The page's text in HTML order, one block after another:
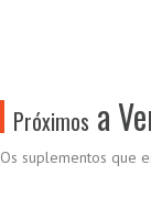
Próximos a
Os suplementos que